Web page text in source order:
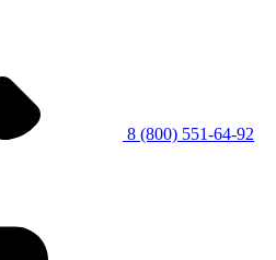
8 (800) 551-64-92